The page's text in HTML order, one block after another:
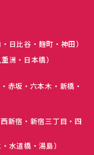
日比谷・麹町・神田）
洲・日本橋）
赤坂・六本木・新橋・
新宿・新宿三丁目・四
水道橋・湯島）